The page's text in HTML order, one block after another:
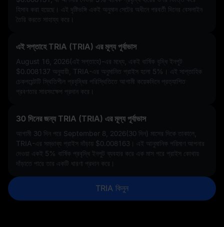
হিসাব করা হয়েছে। এই দৃষ্টিভঙ্গি একই অনুমান সেটের অধীনে পরবর্তী দিনের বেসলাইন
তৈরি করতে সাহায্য করে।
এই সপ্তাহে TRIA (TRIA) এর মূল্য পূর্বাভাস
August 16, 2026(এই সপ্তাহে)-এর মধ্যে, একই বার্ষিক বৃদ্ধি ইনপুট
$0.008137 অনুযায়ী, TRIA-এর অনুমানিত প্রাইস হলো 5% । এই সাপ্তাহিক
চেকপয়েন্টটি স্থিতিশীল প্রবৃদ্ধির পরিস্থিতিতে আগামী কয়েকদিনে প্রত্যাশিত
প্রবণতার সারসংক্ষেপ প্রদান করে।
30 দিনের জন্য TRIA (TRIA) এর মূল্য পূর্বাভাস
আগামী 30 দিন পরে September 8, 2026(30 দিন) মাসের দিকে তাকালে,
TRIA-এর সম্ভাব্য প্রাইস দাঁড়ায় $0.008163 । এই আনুমানিক পরিমাণ আপনার
দেওয়া একই 5% বার্ষিক প্রবৃদ্ধি ইনপুট ব্যবহার করে এক মাস পরে প্রাইস কোথায়
দাঁড়াতে পারে তার একটি ধারণা প্রদান করে।
TRIA কিনুন